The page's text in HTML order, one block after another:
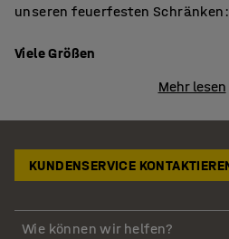
unseren feuerfesten Schränken:
Viele Größen
Die feuerfesten Schränke gibt
nützlich für Unternehmen mit
Darüber hinaus lassen sich die
feuerfesten Aktenschränke
für Hängemappen für
Mehr lesen
KUNDENSERVICE
Wie können wir helfen?